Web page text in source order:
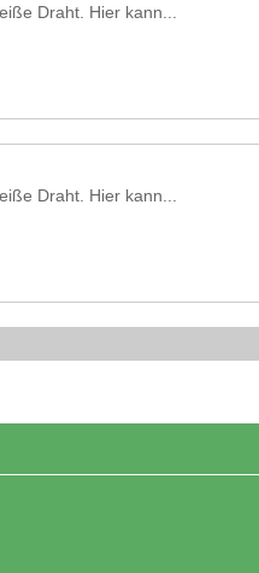
Draht. Hier kann...
Draht. Hier kann...